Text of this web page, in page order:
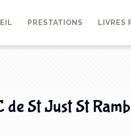
PRESTATIONS LIVRES
St Just St